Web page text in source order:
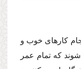
كارهاى خوب و
كه تمام عمر